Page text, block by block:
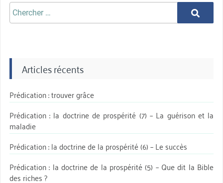
Chercher
aprè:
Chercher
Articles récents
Prédication : trouver grâce
Prédication : la doctrine de prospérité (7) – La guérison et la
maladie
Prédication : la doctrine de la prospérité (6) – Le succès
Prédication : la doctrine de la prospérité (5) – Que dit la Bible
des riches ?